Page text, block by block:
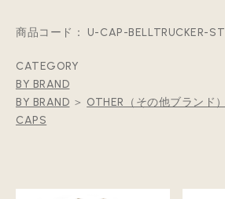
商品コード： U-CAP-BELLTRUCKER-ST
CATEGORY
BY BRAND
BY BRAND ＞ OTHER（その他ブランド）
CAPS